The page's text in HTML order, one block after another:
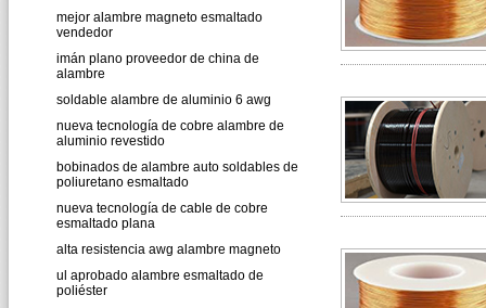
mejor alambre magneto esmaltado
vendedor
imán plano proveedor de china de
alambre
soldable alambre de aluminio 6 awg
nueva tecnología de cobre alambre de
aluminio revestido
bobinados de alambre auto soldables de
poliuretano esmaltado
nueva tecnología de cable de cobre
esmaltado plana
alta resistencia awg alambre magneto
ul aprobado alambre esmaltado de
poliéster